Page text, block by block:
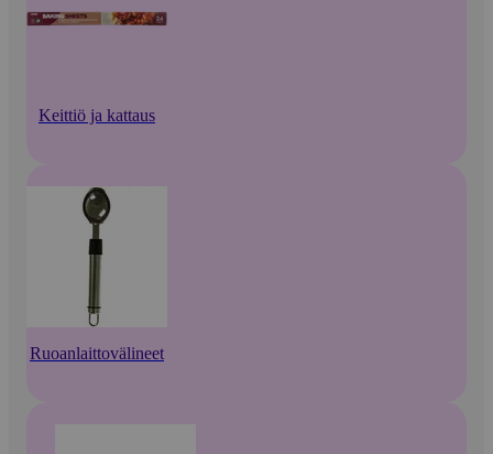
Keittiö ja kattaus
Ruoanlaittovälineet